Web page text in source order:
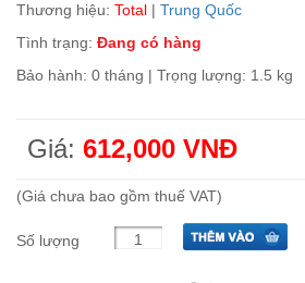
Thương hiệu: Total | Trung Quốc
Tình trạng: Đang có hàng
Bảo hành: 0 tháng | Trọng lượng: 1.5 kg
Giá: 612,000 VNĐ
(Giá chưa bao gồm thuế VAT)
Số lượng